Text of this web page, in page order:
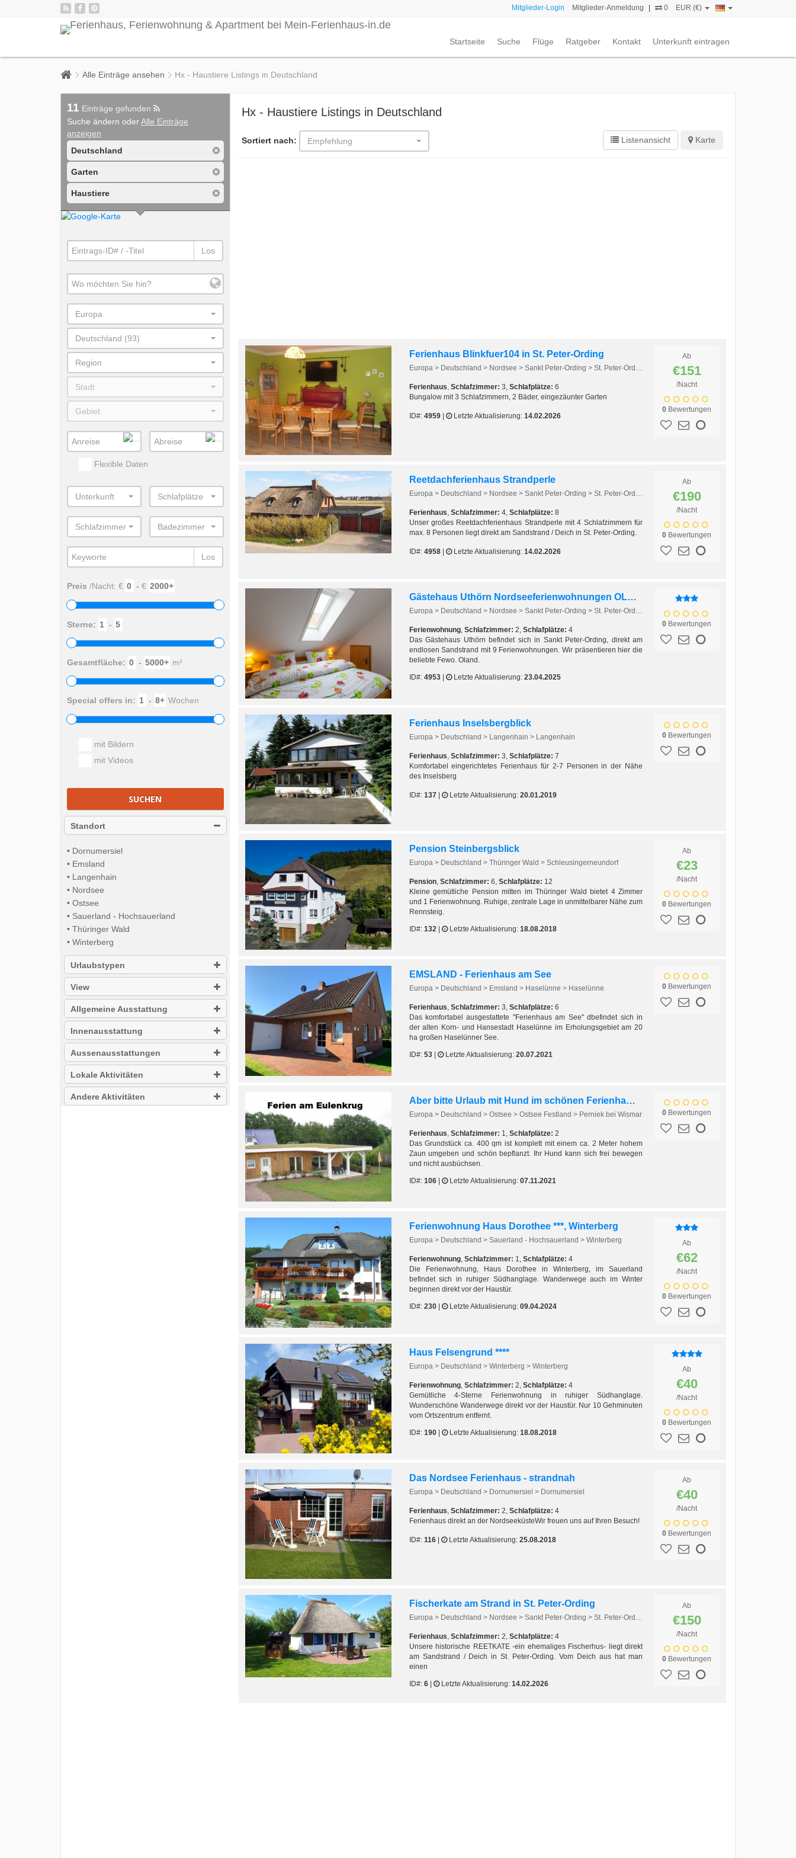
Mitglieder-Login Mitglieder-Anmeldung 0 EUR (€)
Startseite Suche Flüge Ratgeber Kontakt Unterkunft eintragen
Alle Einträge ansehen Hx - Haustiere Listings in Deutschland
Hx - Haustiere Listings in Deutschland
Sortiert nach: Empfehlung Listenansicht Karte
Ferienhaus Blinkfuer104 in St. Peter-Ording
Europa > Deutschland > Nordsee > Sankt Peter-Ording > St. Peter-Ording
Ferienhaus, Schlafzimmer: 3, Schlafplätze: 6
Bungalow mit 3 Schlafzimmern, 2 Bäder, eingezäunter Garten
ID#: 4959| Letzte Aktualisierung: 14.02.2026
Ab
€151
/Nacht
0 Bewertungen
Reetdachferienhaus Strandperle
Europa > Deutschland > Nordsee > Sankt Peter-Ording > St. Peter-Ording
Ferienhaus, Schlafzimmer: 4, Schlafplätze: 8
Unser großes Reetdachferienhaus Strandperle mit 4 Schlafzimmern für
max. 8 Personen liegt direkt am Sandstrand / Deich in St. Peter-Ording.
ID#: 4958| Letzte Aktualisierung: 14.02.2026
Ab
€190
/Nacht
0 Bewertungen
Gästehaus Uthörn Nordseeferienwohnungen OLAND
Europa > Deutschland > Nordsee > Sankt Peter-Ording > St. Peter-Ording
Ferienwohnung, Schlafzimmer: 2, Schlafplätze: 4
Das Gästehaus Uthörn befindet sich in Sankt Peter-Ording, direkt am
endlosen Sandstrand mit 9 Ferienwohnungen. Wir präsentieren hier die
beliebte Fewo. Oland.
ID#: 4953| Letzte Aktualisierung: 23.04.2025
0 Bewertungen
Ferienhaus Inselsbergblick
Europa > Deutschland > Langenhain > Langenhain
Ferienhaus Schlafzimmer: 3, Schlafplätze: 7
Komfortabel eingerichtetes Ferienhaus für 2-7 Personen in der Nähe
des Inselsberg
ID#: 137| Letzte Aktualisierung: 20.01.2019
0 Bewertungen
Pension Steinbergsblick
Europa > Deutschland > Thüringer Wald > Schleusingerneundorf
Pension, Schlafzimmer: 6, Schlafplätze: 12
Kleine gemütliche Pension mitten im Thüringer Wald bietet 4 Zimmer
und 1 Ferienwohnung. Ruhige, zentrale Lage in unmittelbarer Nähe zum
Rennsteig.
ID#: 132| Letzte Aktualisierung: 18.08.2018
Ab
€23
/Nacht
0 Bewertungen
EMSLAND - Ferienhaus am See
Europa > Deutschland > Emsland > Haselünne > Haselünne
Ferienhaus, Schlafzimmer: 3, Schlafplätze: 6
Das komfortabel ausgestattete "Ferienhaus am See" dbefindet sich in
der alten Korn- und Hansestadt Haselünne im Erholungsgebiet am 20
ha großen Haselünner See.
ID#: 53| Letzte Aktualisierung: 20.07.2021
0 Bewertungen
Aber bitte Urlaub mit Hund im schönen Ferienhaus Ostsee
Europa > Deutschland > Ostsee > Ostsee Festland > Perniek bei Wismar
Ferienhaus Schlafzimmer: 1, Schlafplätze: 2
Das Grundstück ca. 400 qm ist komplett mit einem ca. 2 Meter hohem
Zaun umgeben und schön bepflanzt. Ihr Hund kann sich frei bewegen
und nicht ausbüchsen.
ID#: 106| Letzte Aktualisierung: 07.11.2021
0 Bewertungen
Ferienwohnung Haus Dorothee ***, Winterberg
Europa > Deutschland > Sauerland - Hochsauerland > Winterberg
Ferienwohnung, Schlafzimmer: 1, Schlafplätze: 4
Die Ferienwohnung, Haus Dorothee in Winterberg, im Sauerland
befindet sich in ruhiger Südhanglage. Wanderwege auch im Winter
beginnen direkt vor der Haustür.
ID#: 230| Letzte Aktualisierung: 09.04.2024
Ab
€62
/Nacht
0 Bewertungen
Haus Felsengrund ****
Europa > Deutschland > Winterberg > Winterberg
Ferienwohnung, Schlafzimmer: 2, Schlafplätze: 4
Gemütliche 4-Sterne Ferienwohnung in ruhiger Südhanglage.
Wunderschöne Wanderwege direkt vor der Haustür. Nur 10 Gehminuten
vom Ortszentrum entfernt.
ID#: 190| Letzte Aktualisierung: 18.08.2018
Ab
€40
/Nacht
0 Bewertungen
Das Nordsee Ferienhaus - strandnah
Europa > Deutschland > Dornumersiel > Dornumersiel
Ferienhaus, Schlafzimmer: 2, Schlafplätze: 4
Ferienhaus direkt an der NordseeküsteWir freuen uns auf Ihren Besuch!
ID#: 116| Letzte Aktualisierung: 25.08.2018
Ab
€40
/Nacht
0 Bewertungen
Fischerkate am Strand in St. Peter-Ording
Europa > Deutschland > Nordsee > Sankt Peter-Ording > St. Peter-Ording
Ferienhaus, Schlafzimmer: 2, Schlafplätze: 4
Unsere historische REETKATE -ein ehemaliges Fischerhus- liegt direkt
am Sandstrand / Deich in St. Peter-Ording. Vom Deich aus hat man
einen
ID#: 6| Letzte Aktualisierung: 14.02.2026
Ab
€150
/Nacht
0 Bewertungen
11 Einträge gefunden
Suche ändern oderAlle Einträge
anzeigen
Deutschland
Garten
Haustiere
Los
Europa
Deutschland (93)
Region
Stadt
Gebiet
Flexible Daten
Unterkunft Schlafplätze
Schlafzimmer Badezimmer
Los
Preis /Nacht: € - €
Sterne: -
Gesamtfläche: - m²
Special offers in: - Wochen
mit Bildern
mit Videos
SUCHEN
Standort
• Dornumersiel
• Emsland
• Langenhain
• Nordsee
• Ostsee
• Sauerland - Hochsauerland
• Thüringer Wald
• Winterberg
Urlaubstypen
View
Allgemeine Ausstattung
Innenausstattung
Aussenausstattungen
Lokale Aktivitäten
Andere Aktivitäten